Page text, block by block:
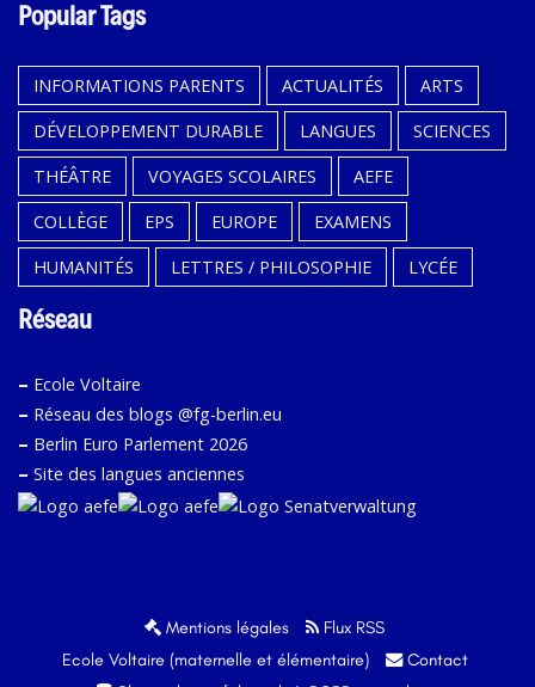
Popular Tags
INFORMATIONS PARENTS ACTUALITÉS
ARTS
DÉVELOPPEMENT DURABLE
LANGUES
SCIENCES
THÉÂTRE
VOYAGES SCOLAIRES
AEFE
COLLÈGE
EPS EUROPE
EXAMENS
HUMANITÉS
LETTRES / PHILOSOPHIE LYCÉE
Réseau
– Ecole Voltaire
– Réseau des blogs @fg-berlin.eu
– Berlin Euro Parlement 2026
– Site des langues anciennes
Mentions légales
Flux RSS
Ecole Voltaire (maternelle et élémentaire)
Contact